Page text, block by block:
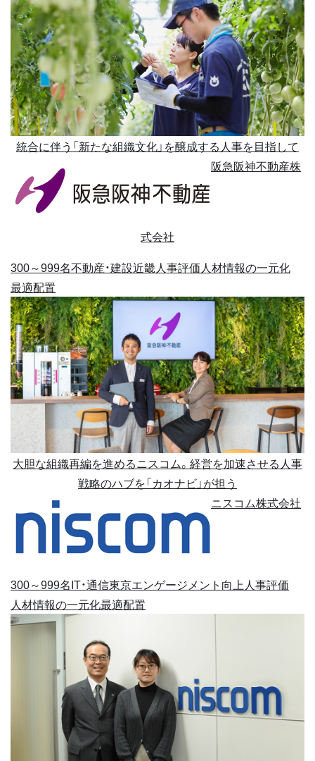
統合に伴う「新たな組織文化」を醸成する人事を目指して
阪急阪神不動産株
式会社
300～999名不動産・建設近畿人事評価人材情報の一元化
最適配置
大胆な組織再編を進めるニスコム。経営を加速させる人事
戦略のハブを「カオナビ」が担う
ニスコム株式会社
300～999名IT・通信東京エンゲージメント向上人事評価
人材情報の一元化最適配置